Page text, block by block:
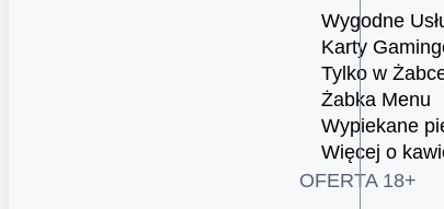
Wygodne
Karty
Tylko w
Żabka Menu
Wypiekane
Więcej o
OFERTA 18+